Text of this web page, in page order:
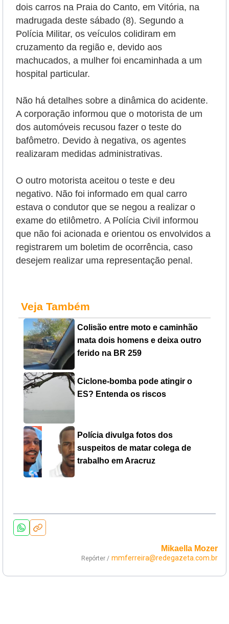
dois carros na Praia do Canto, em Vitória, na
madrugada deste sábado (8). Segundo a
Polícia Militar, os veículos colidiram em
cruzamento da região e, devido aos
machucados, a mulher foi encaminhada a um
hospital particular.
Não há detalhes sobre a dinâmica do acidente.
A corporação informou que o motorista de um
dos automóveis recusou fazer o teste do
bafômetro. Devido à negativa, os agentes
realizaram medidas administrativas.
O outro motorista aceitou o teste e deu
negativo. Não foi informado em qual carro
estava o condutor que se negou a realizar o
exame do etilômetro. A Polícia Civil informou
que não foi acionada e orientou os envolvidos a
registrarem um boletim de ocorrência, caso
desejem realizar uma representação penal.
Veja Também
Colisão entre moto e caminhão
mata dois homens e deixa outro
ferido na BR 259
Ciclone-bomba pode atingir o
ES? Entenda os riscos
Polícia divulga fotos dos
suspeitos de matar colega de
trabalho em Aracruz
Mikaella Mozer
Repórter / mmferreira@redegazeta.com.br